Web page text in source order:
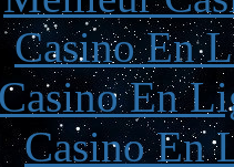
Casino En
En
Casino En